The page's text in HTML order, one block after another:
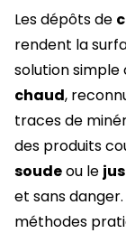
Les dépôts de
rendent la
solution simple
chaud,
traces de
des produits
soudeou le
et sans
méthodes